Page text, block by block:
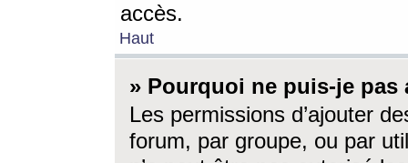
accès.
Haut
» Pourquoi ne puis-je
Les permissions d’ajouter
forum, par groupe, ou par